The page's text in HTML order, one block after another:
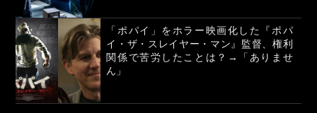
「ポパイ」をホラー映画化した『ポパ
イ・ザ・スレイヤー・マン』監督、権利
関係で苦労したことは？→「ありませ
ん」